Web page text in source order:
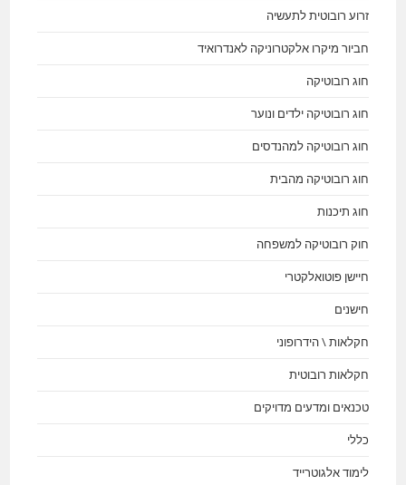
זרוע רובוטית לתעשיה
חביור מיקרו אלקטרוניקה לאנדרואיד
חוג רובוטיקה
חוג רובוטיקה ילדים ונוער
חוג רובוטיקה למהנדסים
חוג רובוטיקה מהבית
חוג תיכנות
חוק רובוטיקה למשפחה
חיישן פוטואלקטרי
חישנים
חקלאות \ הידרופוני
חקלאות רובוטית
טכנאים ומדעים מדויקים
כללי
לימוד אלגוטרייד